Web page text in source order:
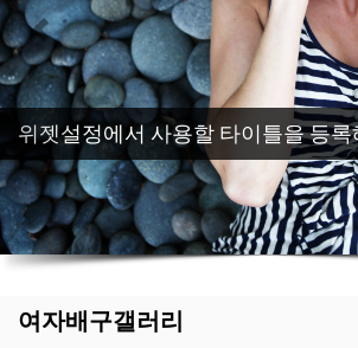
위젯설정에서 사용할 타이틀을 등록
여자배구갤러리